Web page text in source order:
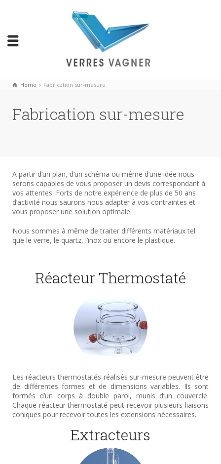
Home Fabrication sur-mesure
Fabrication sur-mesure
A partir d’un plan, d’un schéma ou même d’une idée nous
serons capables de vous proposer un devis correspondant à
vos attentes. Forts de notre expérience de plus de 50 ans
d’activité nous saurons nous adapter à vos contraintes et
vous proposer une solution optimale.
Nous sommes à même de traiter différents matériaux tel
que le verre, le quartz, l’inox ou encore le plastique.
Réacteur Thermostaté
Les réacteurs thermostatés réalisés sur-mesure peuvent être
de différentes formes et de dimensions variables. Ils sont
formés d’un corps à double paroi, munis d’un couvercle.
Chaque réacteur thermostaté peut recevoir plusieurs liaisons
coniques pour recevoir toutes les extensions nécessaires.
Extracteurs